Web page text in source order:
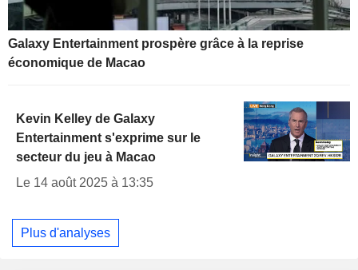
Galaxy Entertainment prospère grâce à la reprise
économique de Macao
Kevin Kelley de Galaxy
Entertainment s'exprime sur le
secteur du jeu à Macao
Le 14 août 2025 à 13:35
Plus d'analyses